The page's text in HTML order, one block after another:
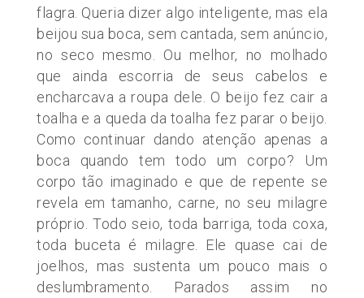
flagra. Queria dizer algo inteligente, mas ela
beijou sua boca, sem cantada, sem anúncio,
no seco mesmo. Ou melhor, no molhado
que ainda escorria de seus cabelos e
encharcava a roupa dele. O beijo fez cair a
toalha e a queda da toalha fez parar o beijo.
Como continuar dando atenção apenas a
boca quando tem todo um corpo? Um
corpo tão imaginado e que de repente se
revela em tamanho, carne, no seu milagre
próprio. Todo seio, toda barriga, toda coxa,
toda buceta é milagre. Ele quase cai de
joelhos, mas sustenta um pouco mais o
deslumbramento. Parados assim no